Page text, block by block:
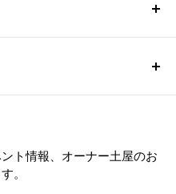
）
ト情報、オーナー土屋のお
。